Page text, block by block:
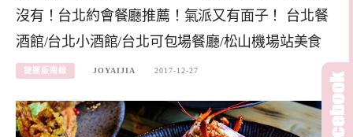
沒有！台北約會餐廳推薦！氣派又有面子！ 台北餐
酒館/台北小酒館/台北可包場餐廳/松山機場站美食
捷運板南線 JOYAIJIA 2017-12-27